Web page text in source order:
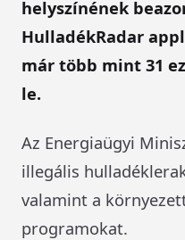
helyszínének
HulladékRadar
már több mint 31
le.
Az Energiaügyi
illegális
valamint a
programokat.